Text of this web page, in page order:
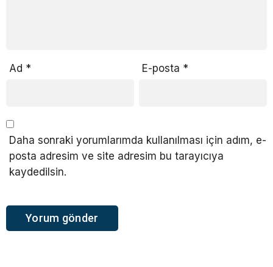
Ad * E-posta *
Daha sonraki yorumlarımda kullanılması için adım, e-
posta adresim ve site adresim bu tarayıcıya
kaydedilsin.